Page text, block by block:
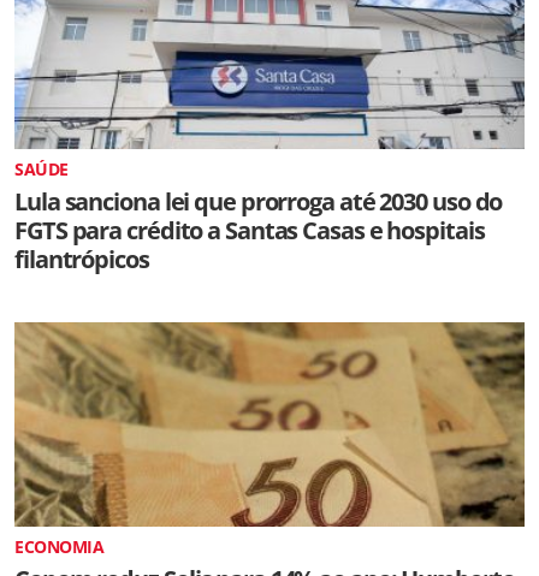
SAÚDE
Lula sanciona lei que prorroga até 2030 uso do
FGTS para crédito a Santas Casas e hospitais
filantrópicos
ECONOMIA